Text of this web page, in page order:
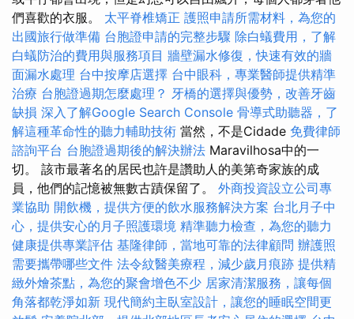
們喜歡的衣服。 太平脊椎矯正 護照申請所需材料，為您的
出國旅行做準備 台胞證申請的完整步驟 除白蟻費用，了解
白蟻防治的費用與服務項目 牆壁漏水修復，快速有效的牆
面漏水處理 台中按摩店選擇 台中眼科，專業醫師提供精準
治療 台胞證過期怎麼處理？ 牙橋的選擇與優勢，改善牙齒
缺損 深入了解Google Search Console 骨導式助聽器，了
解這種革命性的聽力輔助技術 當然，不是Cidade 免費律師
諮詢平台 台胞證過期後的解決辦法 Maravilhosa中的一
切。 該市最著名的居民也許是讚助人的美第奇家族的成
員，他們的記憶被無數古蹟保留了。 外商投資設立公司專
業協助 開飲機，提供方便的飲水服務解決方案 台北月子中
心，提供安心的月子照護環境 精準聽力檢查，為您的聽力
健康提供專業評估 基隆律師，當地可靠的法律顧問 辦護照
需要攜帶哪些文件 法令紋醫美療程，減少歲月痕跡 提供精
緻外燴茶點，為您的聚會增色不少 居家清潔服務，讓每個
角落都乾淨如新 現代簡約主臥室設計，讓您的睡眠空間更